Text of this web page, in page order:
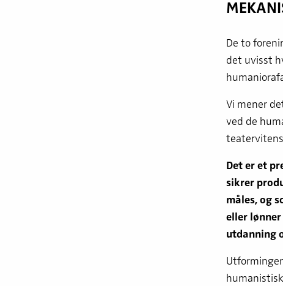
De to
det uvisst
Vi mener
ved de
Det er et
sikrer
måles, og
eller
utdanning